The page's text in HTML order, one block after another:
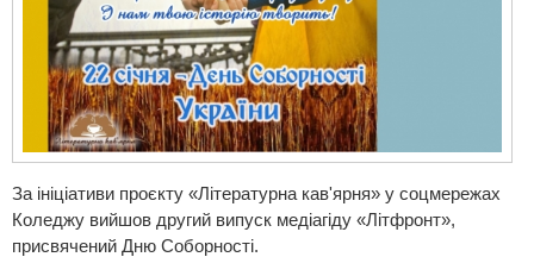
За ініціативи проєкту «Літературна кав'ярня» у соцмережах
Коледжу вийшов другий випуск медіагіду «Літфронт»,
присвячений Дню Соборності.